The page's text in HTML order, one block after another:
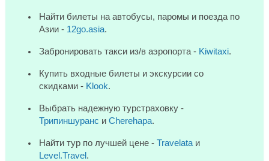
Найти билеты на автобусы, паромы и поезда по
Азии - 12go.asia.
Забронировать такси из/в аэропорта - Kiwitaxi.
Купить входные билеты и экскурсии со
скидками - Klook.
Выбрать надежную турстраховку -
Трипиншуранс и Cherehapa.
Найти тур по лучшей цене - Travelataи
Level.Travel .